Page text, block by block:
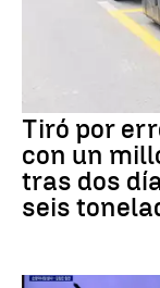
Tiró por
con un
tras dos
seis